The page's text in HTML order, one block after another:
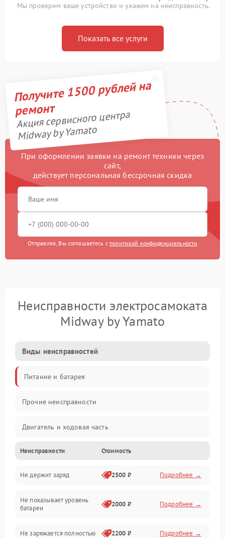
Мы проверим ваше устройство и укажем на неисправность.
Показать все услуги
Получите 1500 рублей на
ремонт
Акция сервисного центра
Midway by Yamato
При оформлении заявки на ремонт техники через
сайт,
действует персональная бессрочная скидка
Отправляя, Вы соглашаетесь с политикой конфиденциальности
Неисправности электросамоката
Midway by Yamato
Виды неисправностей
Питание и батарея
Прочие неисправности
Двигатель и ходовая часть
Тормоза и безопасность
Подвеска и колеса
Электроника и управление
Неисправности Стоимость
Не держит заряд 2500 ₽ Подробнее →
Не показывает уровень
батареи
2000 ₽ Подробнее →
Не заряжается полностью 2200 ₽ Подробнее →